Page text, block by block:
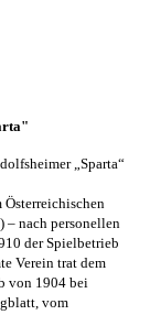
„Sparta“
– nach personellen
der Spielbetrieb
Verein trat dem
von 1904 bei
vom